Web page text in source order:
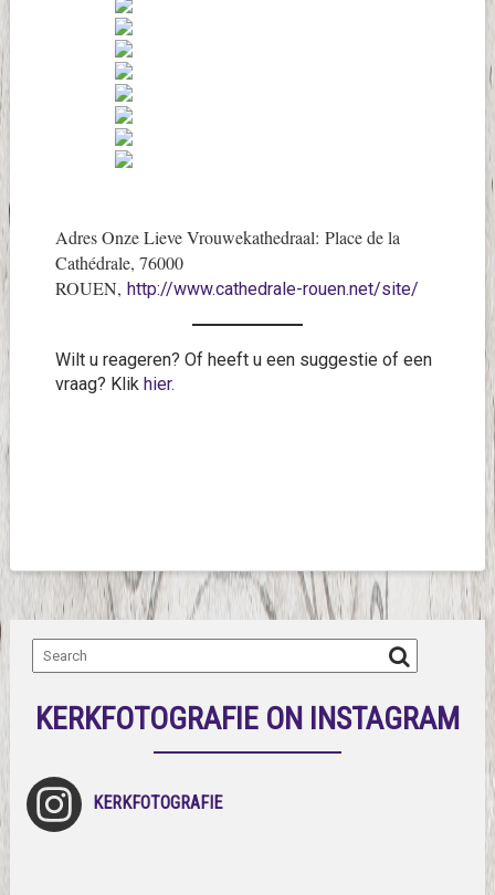
Adres Onze Lieve Vrouwekathedraal: Place de la
Cathédrale, 76000
ROUEN, http://www.cathedrale-rouen.net/site/
Wilt u reageren? Of heeft u een suggestie of een
vraag? Klikhier.
KERKFOTOGRAFIE ON INSTAGRAM
KERKFOTOGRAFIE